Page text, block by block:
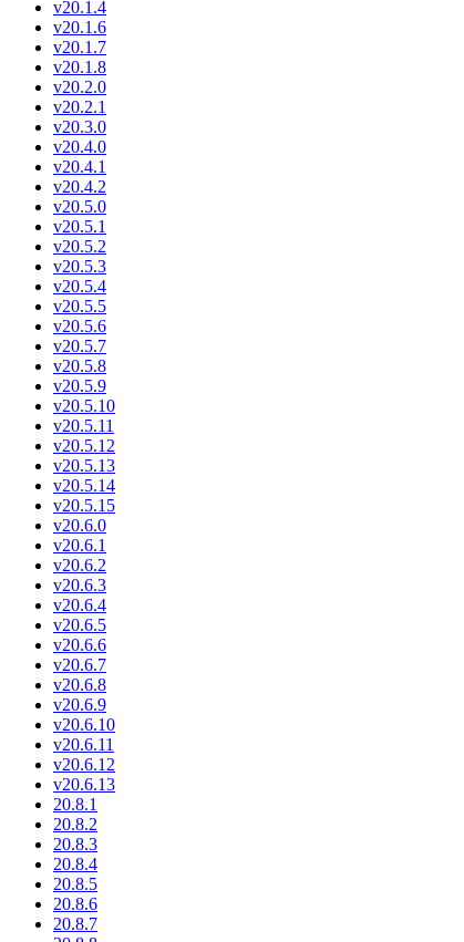
v20.1.4
v20.1.6
v20.1.7
v20.1.8
v20.2.0
v20.2.1
v20.3.0
v20.4.0
v20.4.1
v20.4.2
v20.5.0
v20.5.1
v20.5.2
v20.5.3
v20.5.4
v20.5.5
v20.5.6
v20.5.7
v20.5.8
v20.5.9
v20.5.10
v20.5.11
v20.5.12
v20.5.13
v20.5.14
v20.5.15
v20.6.0
v20.6.1
v20.6.2
v20.6.3
v20.6.4
v20.6.5
v20.6.6
v20.6.7
v20.6.8
v20.6.9
v20.6.10
v20.6.11
v20.6.12
v20.6.13
20.8.1
20.8.2
20.8.3
20.8.4
20.8.5
20.8.6
20.8.7